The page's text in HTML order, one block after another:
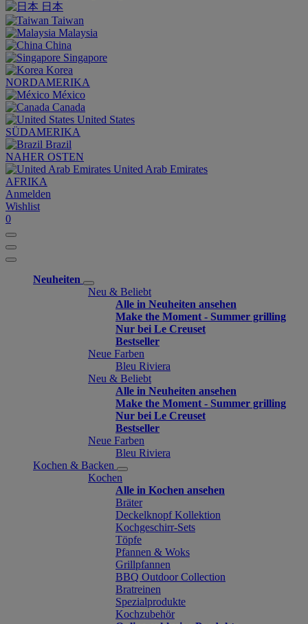
日本
Taiwan
Malaysia
China
Singapore
Korea
NORDAMERIKA
México
Canada
United States
SÜDAMERIKA
Brazil
NAHER OSTEN
United Arab Emirates
AFRIKA
Anmelden
Wishlist
0
Neuheiten
Neu & Beliebt
Alle in Neuheiten ansehen
Make the Moment - Summer grilling
Nur bei Le Creuset
Bestseller
Neue Farben
Bleu Riviera
Neu & Beliebt
Alle in Neuheiten ansehen
Make the Moment - Summer grilling
Nur bei Le Creuset
Bestseller
Neue Farben
Bleu Riviera
Kochen & Backen
Kochen
Alle in Kochen ansehen
Bräter
Deckelknopf Kollektion
Kochgeschirr-Sets
Töpfe
Pfannen & Woks
Grillpfannen
BBQ Outdoor Collection
Bratreinen
Spezialprodukte
Kochzubehör